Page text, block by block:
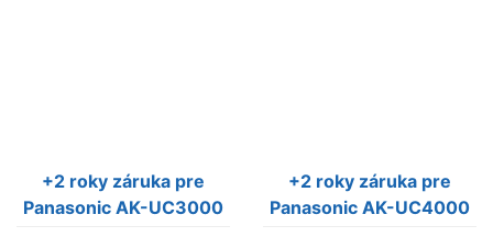
+2 roky záruka pre
Panasonic AK-UC3000
+2 roky záruka pre
Panasonic AK-UC4000